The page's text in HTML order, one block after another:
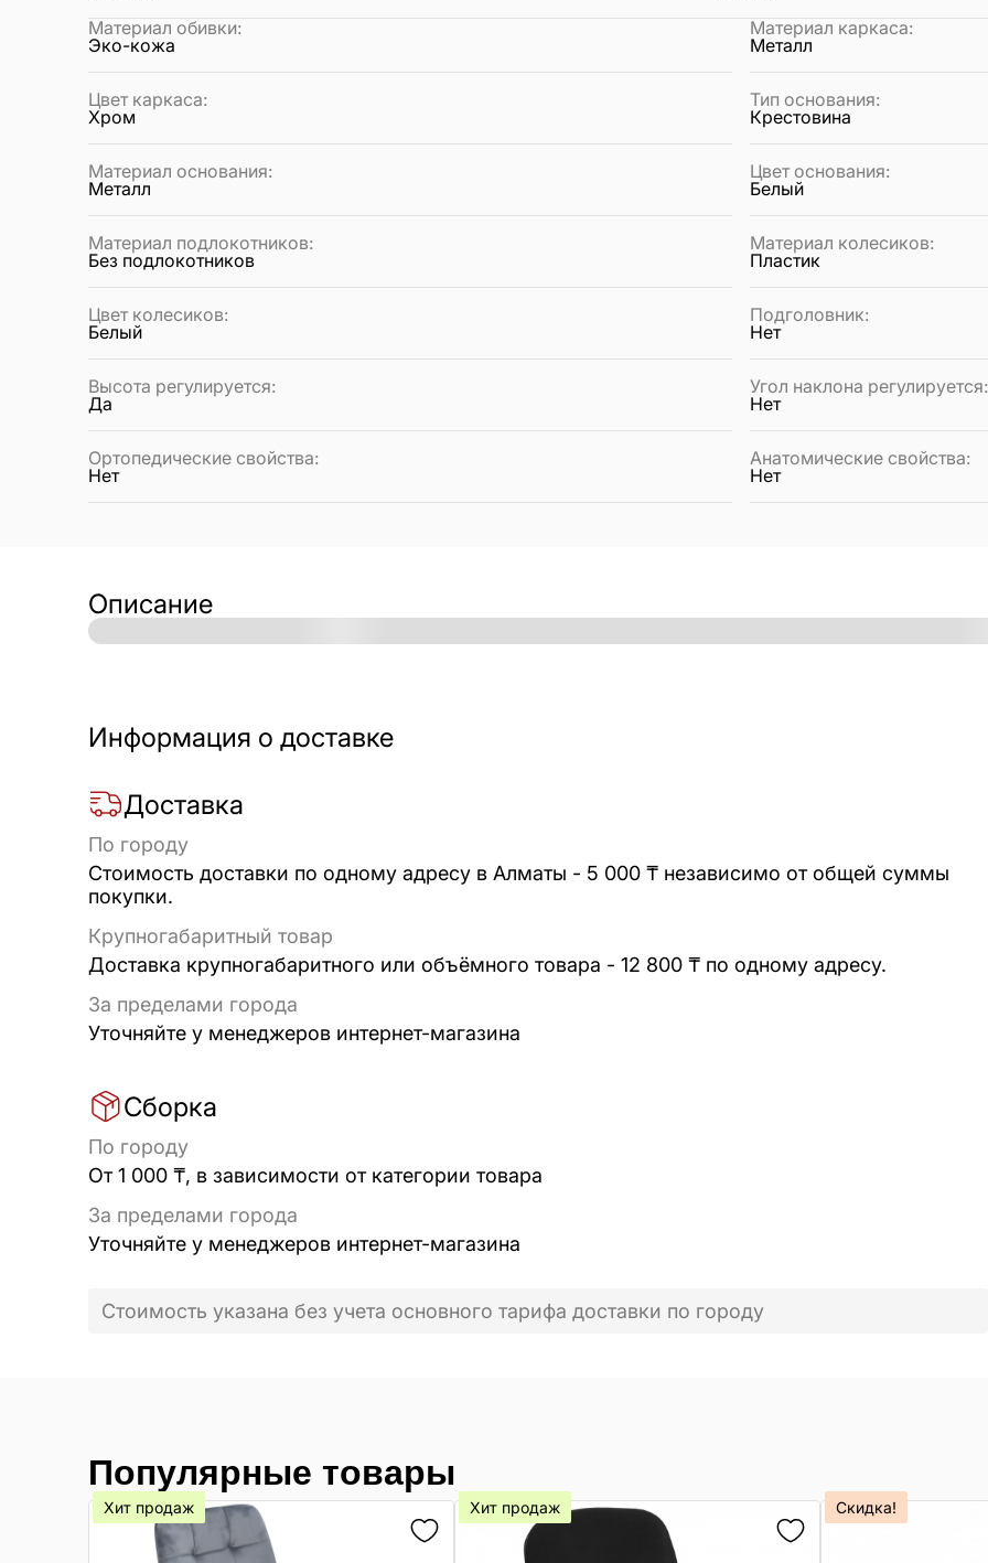
Материал обивки:
Эко-кожа
Материал каркаса:
Металл
Цвет каркаса:
Хром
Тип основания:
Крестовина
Материал основания:
Металл
Цвет основания:
Белый
Материал подлокотников:
Без подлокотников
Материал колесиков:
Пластик
Цвет колесиков:
Белый
Подголовник:
Нет
Высота регулируется:
Да
Угол наклона регулируется
Нет
Ортопедические свойства:
Нет
Анатомические свойства:
Нет
Описание
Информация о доставке
Доставка
По городу
Стоимость доставки по одному адресу в Алматы - 5 000 ₸ независимо от общей суммы
покупки.
Крупногабаритный товар
Доставка крупногабаритного или объёмного товара - 12 800 ₸ по одному адресу.
За пределами города
Уточняйте у менеджеров интернет-магазина
Сборка
По городу
От 1 000 ₸, в зависимости от категории товара
За пределами города
Уточняйте у менеджеров интернет-магазина
Стоимость указана без учета основного тарифа доставки по городу
Популярные товары
Хит продаж Хит продаж Скидка!